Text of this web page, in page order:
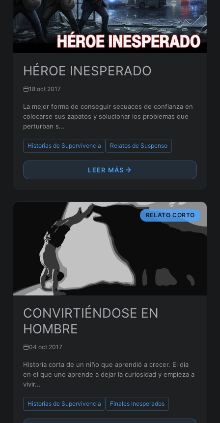
HÉROE INESPERADO
18 oct 2017
La mejor forma de conseguir secuaces de confianza en
colocarse sus zapatos y solucionar los problemas que
perturban s...
Historias de Supervivencia Relatos de Suspenso
LEER MÁS
RELATO CORTO
CONVIRTIÉNDOSE EN
HOMBRE
04 oct 2017
Historia corta de un niño que aprendió a crecer. El día
en el que uno aprende a dejar la curiosidad y empieza a
vivir...
Historias de Supervivencia Finales Inesperados